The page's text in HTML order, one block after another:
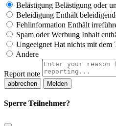
Belästigung Belästigung oder
Beleidigung Enthält
Fehlinformation Enthält
Spam oder Werbung Inhalt
Ungeeignet Hat nichts mit dem
Andere
Report note
Melden
Sperre Teilnehmer?